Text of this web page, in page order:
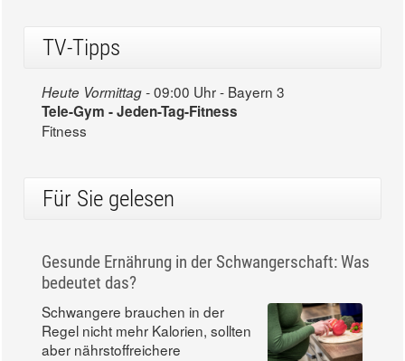
TV-Tipps
Heute Vormittag -09:00 Uhr - Bayern 3
Tele-Gym - Jeden-Tag-Fitness
Fitness
Für Sie gelesen
Gesunde Ernährung in der Schwangerschaft: Was
bedeutet das?
Schwangere brauchen in der
Regel nicht mehr Kalorien, sollten
aber nährstoffreichere